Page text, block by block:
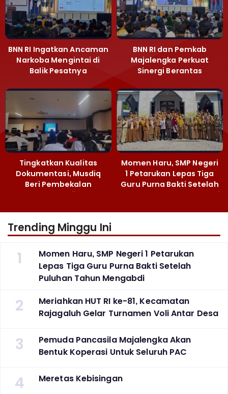
BNN RI Ingatkan Ancaman
Narkoba Mengintai di
Balik Pesatnya
Majalengka
BNN RI dan Pemkab
Majalengka Perkuat
Sinergi Berantas
Narkoba
Tingkatkan Kualitas
Dokumentasi, Musdiq
Beri Pembekalan
Fotografi ‎
Momen Haru, SMP Negeri
1 Petarukan Lepas Tiga
Guru Purna Bakti Setelah
Puluhan Tahun Mengabdi
Trending Minggu Ini
1
Momen Haru, SMP Negeri 1 Petarukan
Lepas Tiga Guru Purna Bakti Setelah
Puluhan Tahun Mengabdi
2
Meriahkan HUT RI ke-81, Kecamatan
Rajagaluh Gelar Turnamen Voli Antar Desa
3
Pemuda Pancasila Majalengka Akan
Bentuk Koperasi Untuk Seluruh PAC
4 Meretas Kebisingan